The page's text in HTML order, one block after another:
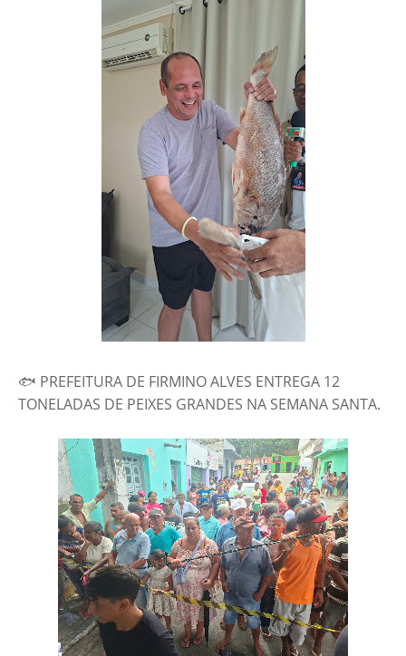
🐟 PREFEITURA DE FIRMINO ALVES ENTREGA 12
TONELADAS DE PEIXES GRANDES NA SEMANA SANTA.